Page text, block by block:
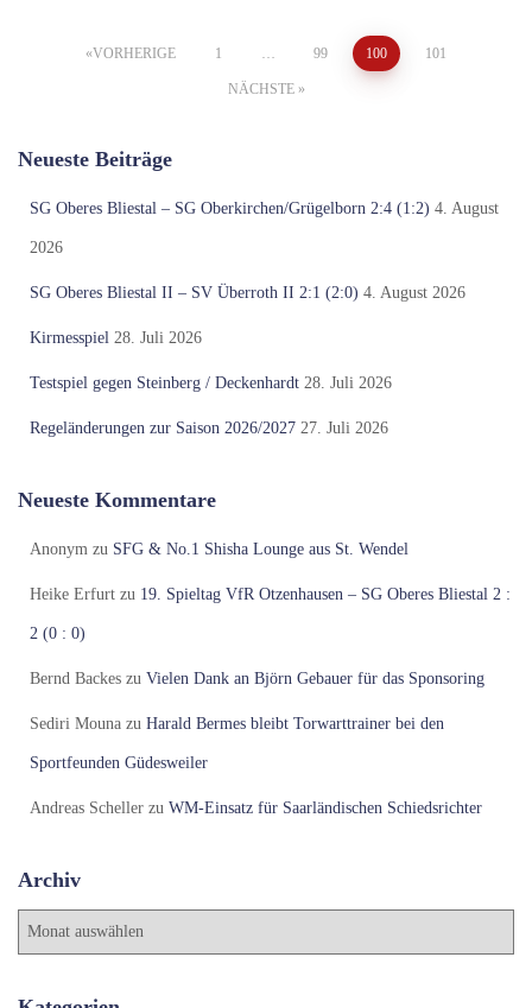
Seitennummerierung
Beiträge
VORHERIGE 1 … 99 100 101
NÄCHSTE
Neueste Beiträge
SG Oberes Bliestal – SG Oberkirchen/Grügelborn 2:4 (1:2) 4. August
2026
SG Oberes Bliestal II – SV Überroth II 2:1 (2:0) 4. August 2026
Kirmesspiel 28. Juli 2026
Testspiel gegen Steinberg / Deckenhardt 28. Juli 2026
Regeländerungen zur Saison 2026/2027 27. Juli 2026
Neueste Kommentare
Anonym zu SFG & No.1 Shisha Lounge aus St. Wendel
Heike Erfurt zu 19. Spieltag VfR Otzenhausen – SG Oberes Bliestal 2 :
2 (0 : 0)
Bernd Backes zu Vielen Dank an Björn Gebauer für das Sponsoring
Sediri Mouna zu Harald Bermes bleibt Torwarttrainer bei den
Sportfeunden Güdesweiler
Andreas Scheller zu WM-Einsatz für Saarländischen Schiedsrichter
Archiv
A
h